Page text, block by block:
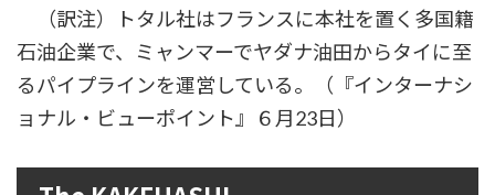
（訳注）トタル社はフランスに本社を置く多国籍
石油企業で、ミャンマーでヤダナ油田からタイに至
るパイプラインを運営している。（『インターナシ
ョナル・ビューポイント』６月23日）